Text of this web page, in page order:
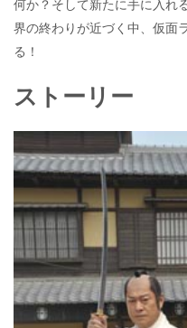
何か？そして新たに手に入れ
界の終わりが近づく中、仮面
る！
ストーリー